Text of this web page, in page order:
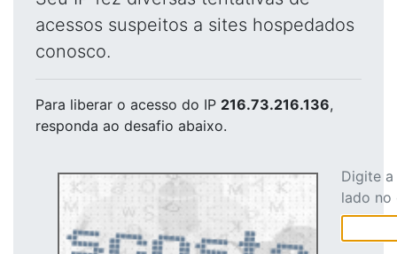
acessos suspeitos a sites hospedados
conosco.
Para liberar o acesso do IP 216.73.216.136,
responda ao desafio abaixo.
Digite
lado no